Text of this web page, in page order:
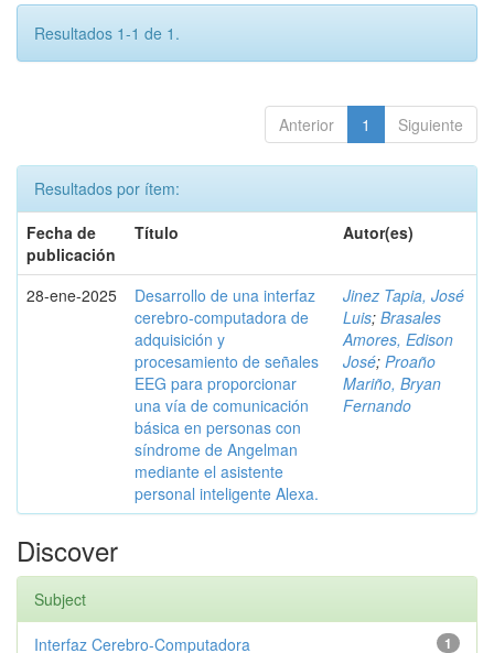
Resultados 1-1 de 1.
Anterior 1 Siguiente
Resultados por ítem:
Fecha de
publicación
Título Autor(es)
28-ene-2025
Desarrollo de una interfaz
cerebro-computadora de
adquisición y
procesamiento de señales
EEG para proporcionar
una vía de comunicación
básica en personas con
síndrome de Angelman
mediante el asistente
personal inteligente Alexa.
Jinez Tapia, José
Luis; Brasales
Amores, Edison
José; Proaño
Mariño, Bryan
Fernando
Discover
Subject
1
Interfaz Cerebro-Computadora